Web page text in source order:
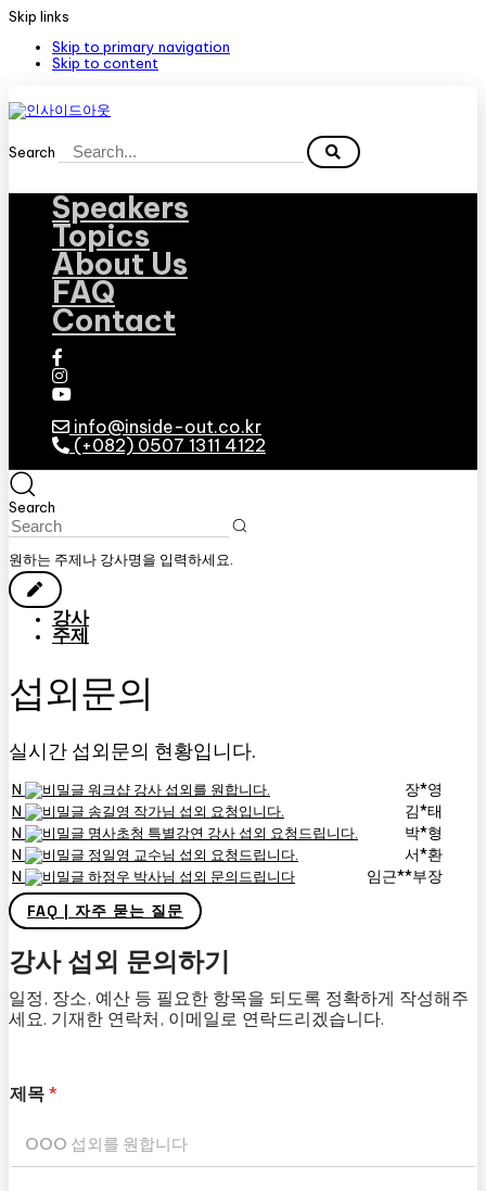
Skip links
Skip to primary navigation
Skip to content
Search
Speakers
Topics
About Us
FAQ
Contact
info@inside-out.co.kr
(+082) 0507 1311 4122
Search
원하는 주제나 강사명을 입력하세요.
강사
주제
섭외문의
실시간 섭외문의 현황입니다.
N 워크샵 강사 섭외를 원합니다. 장*영
N 송길영 작가님 섭외 요청입니다. 김*태
N 명사초청 특별강연 강사 섭외 요청드립니다. 박*형
N 정일영 교수님 섭외 요청드립니다. 서*환
N 하정우 박사님 섭외 문의드립니다
임근**부장
FAQ | 자주 묻는 질문
강사 섭외 문의하기
일정, 장소, 예산 등 필요한 항목을 되도록 정확하게 작성해주
세요. 기재한 연락처, 이메일로 연락드리겠습니다.
제목 *